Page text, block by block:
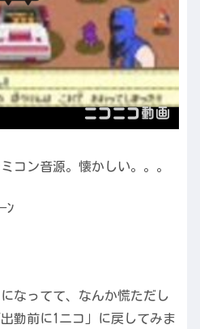
コン音源。懐かしい。。。
ﾝ
なってて、なんか慌ただし
勤前に1ニコ」に戻してみま